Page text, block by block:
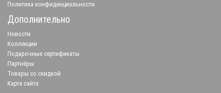
Политика конфиденциальности
Дополнительно
Новости
Коллекции
Подарочные сертификаты
Партнёры
Товары со скидкой
Карта сайта